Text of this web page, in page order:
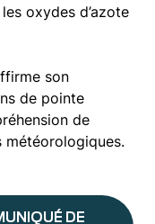
oxydes d’azote
son
de pointe
de
météorologiques.
DE